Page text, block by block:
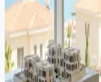
Las restricciones
de no pertenecientes a la
preocupaciones válidas,
riesgo de enviar una